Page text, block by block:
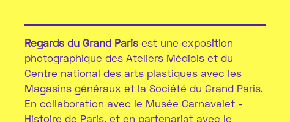
Regards du Grand Paris est une exposition
photographique des Ateliers Médicis et du
Centre national des arts plastiques avec les
Magasins généraux et la Société du Grand Paris.
En collaboration avec le Musée Carnavalet -
Histoire de Paris, et en partenariat avec le